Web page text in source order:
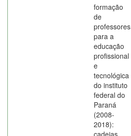
formação
de
professores
para a
educação
profissional
e
tecnológica
do instituto
federal do
Paraná
(2008-
2018):
cadeias